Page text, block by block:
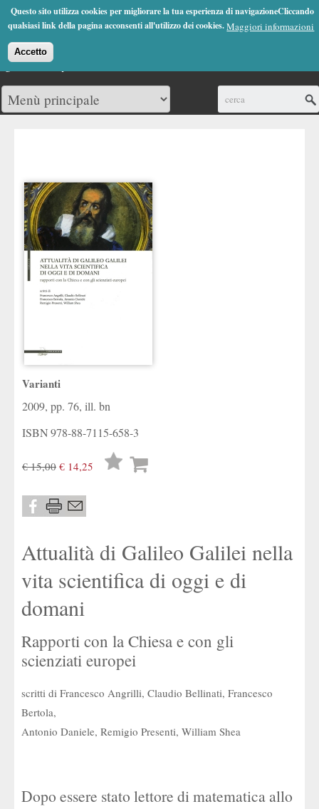
Questo sito utilizza cookies per migliorare la tua esperienza di navigazioneCliccando
qualsiasi link della pagina acconsenti all'utilizzo dei cookies.Maggiori informazioni
Accetto
Jump to Navigation
(0)
Varianti
2009, pp. 76, ill. bn
ISBN978-88-7115-658-3
€ 15,00 € 14,25
Lista
Attualità di Galileo Galilei nella
vita scientifica di oggi e di
domani
Rapporti con la Chiesa e con gli
scienziati europei
scritti di Francesco Angrilli, Claudio Bellinati, Francesco
Bertola,
Antonio Daniele, Remigio Presenti, William Shea
Dopo essere stato lettore di matematica allo